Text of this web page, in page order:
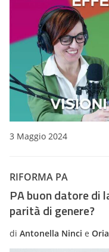
3 Maggio 2024
RIFORMA PA
PA buon datore di
parità di genere?
di Antonella Ninci e